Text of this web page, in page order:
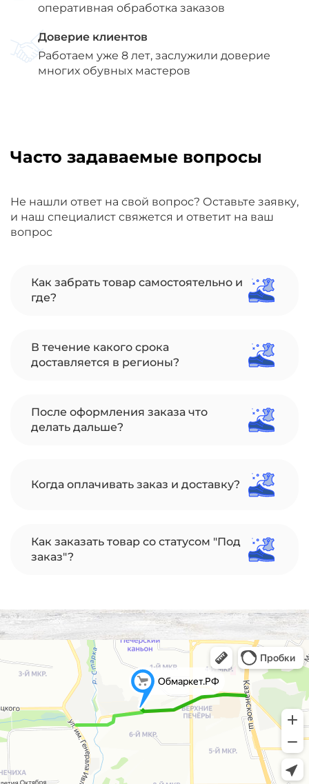
оперативная обработка заказов
Доверие клиентов
Работаем уже 8 лет, заслужили доверие
многих обувных мастеров
Часто задаваемые вопросы
Не нашли ответ на свой вопрос? Оставьте заявку,
и наш специалист свяжется и ответит на ваш
вопрос
Как забрать товар самостоятельно и
где?
В течение какого срока
доставляется в регионы?
После оформления заказа что
делать дальше?
Когда оплачивать заказ и доставку?
Как заказать товар со статусом "Под
заказ"?